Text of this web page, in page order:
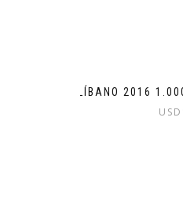
LÍBANO 2016
USD